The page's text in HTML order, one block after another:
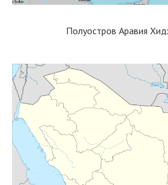
Полуостров Аравия